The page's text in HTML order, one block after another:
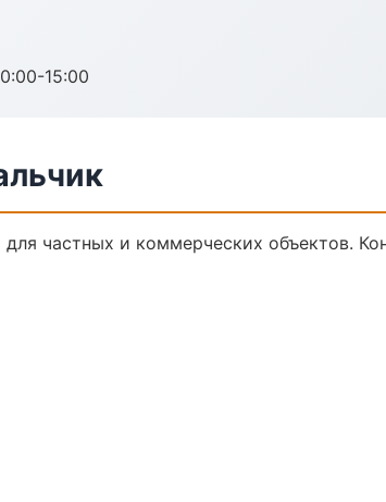
15:00
частных и коммерческих объектов.